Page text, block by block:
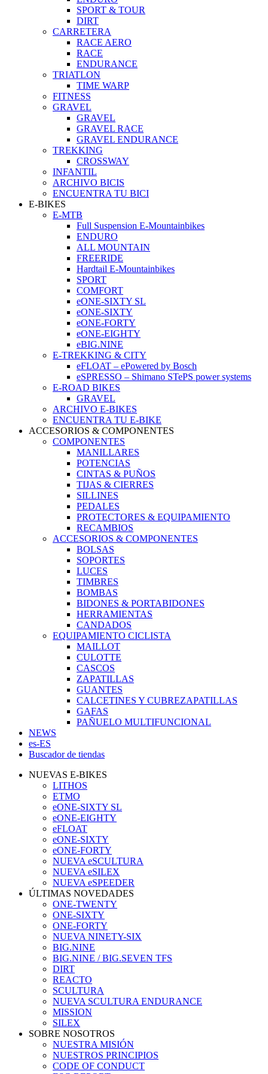
SPORT & TOUR
DIRT
CARRETERA
RACE AERO
RACE
ENDURANCE
TRIATLON
TIME WARP
FITNESS
GRAVEL
GRAVEL
GRAVEL RACE
GRAVEL ENDURANCE
TREKKING
CROSSWAY
INFANTIL
ARCHIVO BICIS
ENCUENTRA TU BICI
E-BIKES
E-MTB
Full Suspension E-Mountainbikes
ENDURO
ALL MOUNTAIN
FREERIDE
Hardtail E-Mountainbikes
SPORT
COMFORT
eONE-SIXTY SL
eONE-SIXTY
eONE-FORTY
eONE-EIGHTY
eBIG.NINE
E-TREKKING & CITY
eFLOAT – ePowered by Bosch
eSPRESSO – Shimano STePS power systems
E-ROAD BIKES
GRAVEL
ARCHIVO E-BIKES
ENCUENTRA TU E-BIKE
ACCESORIOS & COMPONENTES
COMPONENTES
MANILLARES
POTENCIAS
CINTAS & PUÑOS
TIJAS & CIERRES
SILLINES
PEDALES
PROTECTORES & EQUIPAMIENTO
RECAMBIOS
ACCESORIOS & COMPONENTES
BOLSAS
SOPORTES
LUCES
TIMBRES
BOMBAS
BIDONES & PORTABIDONES
HERRAMIENTAS
CANDADOS
EQUIPAMIENTO CICLISTA
MAILLOT
CULOTTE
CASCOS
ZAPATILLAS
GUANTES
CALCETINES Y CUBREZAPATILLAS
GAFAS
PAÑUELO MULTIFUNCIONAL
NEWS
es-ES
Buscador de tiendas
NUEVAS E-BIKES
LITHOS
ETMO
eONE-SIXTY SL
eONE-EIGHTY
eFLOAT
eONE-SIXTY
eONE-FORTY
NUEVA eSCULTURA
NUEVA eSILEX
NUEVA eSPEEDER
ÚLTIMAS NOVEDADES
ONE-TWENTY
ONE-SIXTY
ONE-FORTY
NUEVA NINETY-SIX
BIG.NINE
BIG.NINE / BIG.SEVEN TFS
DIRT
REACTO
SCULTURA
NUEVA SCULTURA ENDURANCE
MISSION
SILEX
SOBRE NOSOTROS
NUESTRA MISIÓN
NUESTROS PRINCIPIOS
CODE OF CONDUCT